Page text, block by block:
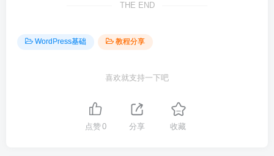
THE END
WordPress基础 教程分享
喜欢就支持一下吧
点赞0 分享 收藏